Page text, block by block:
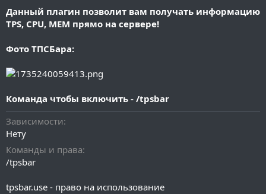
Данный плагин позволит вам получать информацию
TPS, CPU, MEM прямо на сервере!
Фото ТПСБара:
Команда чтобы включить - /tpsbar
Зависимости
Нету
Команды и права
/tpsbar
tpsbar.use - право на использование